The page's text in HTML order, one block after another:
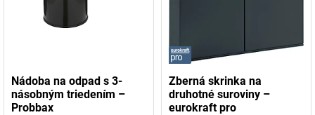
Nádoba na odpad s 3-
násobným triedením –
Probbax
Zberná skrinka na
druhotné suroviny –
eurokraft pro